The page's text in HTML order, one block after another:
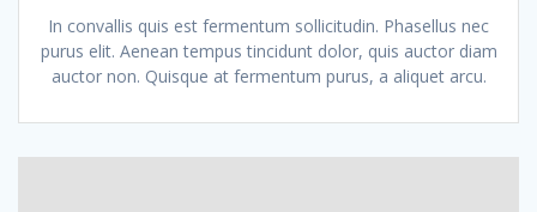
In convallis quis est fermentum sollicitudin. Phasellus nec
purus elit. Aenean tempus tincidunt dolor, quis auctor diam
auctor non. Quisque at fermentum purus, a aliquet arcu.